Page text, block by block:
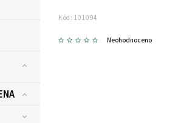
Kód: 101094
Neohodnoceno